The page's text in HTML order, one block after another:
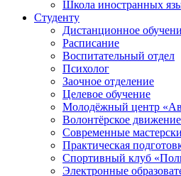
Школа иностранных
Студенту
Дистанционное
Расписание
Воспитательный отдел
Психолог
Заочное отделение
Целевое обучение
Молодёжный центр
Волонтёрское
Современные
Практическая
Спортивный клуб
Электронные